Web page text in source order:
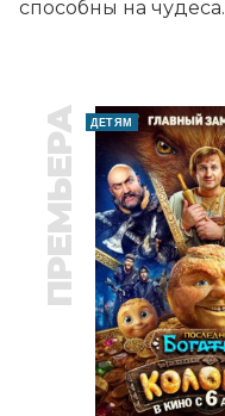
способны на чудеса.
ПРЕМЬЕРА ДЕТЯМ